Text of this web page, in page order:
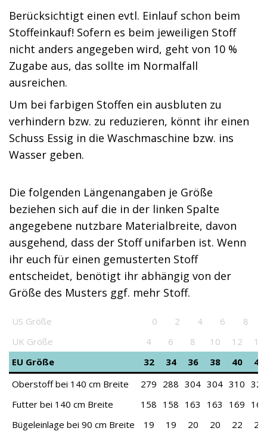
Berücksichtigt einen evtl. Einlauf schon beim
Stoffeinkauf! Sofern es beim jeweiligen Stoff
nicht anders angegeben wird, geht von 10 %
Zugabe aus, das sollte im Normalfall
ausreichen.
Um bei farbigen Stoffen ein ausbluten zu
verhindern bzw. zu reduzieren, könnt ihr einen
Schuss Essig in die Waschmaschine bzw. ins
Wasser geben.
Die folgenden Längenangaben je Größe
beziehen sich auf die in der linken Spalte
angegebene nutzbare Materialbreite, davon
ausgehend, dass der Stoff unifarben ist. Wenn
ihr euch für einen gemusterten Stoff
entscheidet, benötigt ihr abhängig von der
Größe des Musters ggf. mehr Stoff.
US Größe 0 2 4 6 8
US Größe
0 2 4 6 8 10
UK Größe 4 6 8 10 12
14
EU Größe
32 34 36 38 40
42
Oberstoff bei 140 cm Breite
279 288 304 304 310 325
Futter bei 140 cm Breite
158 158 163 163 169 169
Bügeleinlage bei 90 cm Breite
19 19 20 20 22
22